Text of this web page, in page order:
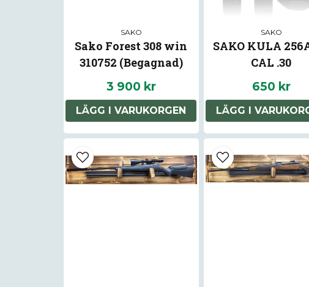
SAKO
Sako Forest 308 win
310752 (Begagnad)
3 900 kr
LÄGG I VARUKORGEN
SAKO
SAKO KULA
CAL .30
HAMMERHEAD
11.7G/180gr 12
Styck)
650 kr
LÄGG I